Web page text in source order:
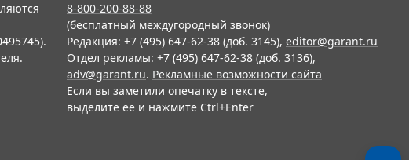
8-800-200-88-88
(бесплатный междугородный звонок)
Редакция: +7 (495) 647-62-38 (доб. 3145), editor@garant.ru
Отдел рекламы: +7 (495) 647-62-38 (доб. 3136),
adv@garant.ru. Рекламные возможности сайта
Если вы заметили опечатку в тексте,
выделите ее и нажмите Ctrl+Enter